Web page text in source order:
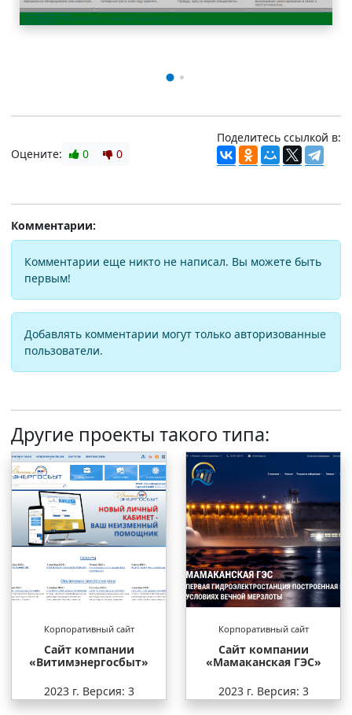
Оцените: 0 0
Поделитесь ссылкой в:
Комментарии:
Комментарии еще никто не написал. Вы можете быть
первым!
Добавлять комментарии могут только авторизованные
пользователи.
Другие проекты такого типа:
Корпоративный сайт
Сайт компании
«Витимэнергосбыт»
2023 г. Версия: 3
Корпоративный сайт
Сайт компании
«Мамаканская ГЭС»
2023 г. Версия: 3